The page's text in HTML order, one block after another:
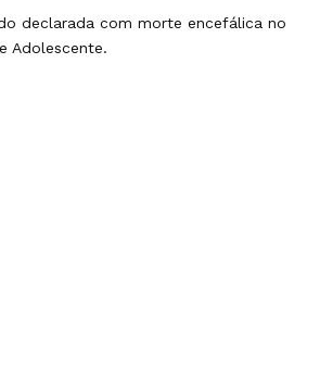
declarada com morte encefálica no
Adolescente.